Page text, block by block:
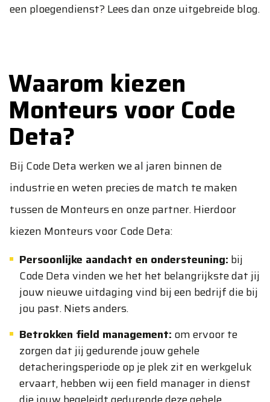
een ploegendienst? Lees dan onze uitgebreide blog.
Waarom kiezen
Monteurs voor Code
Deta?
Bij Code Deta werken we al jaren binnen de
industrie en weten precies de match te maken
tussen de Monteurs en onze partner. Hierdoor
kiezen Monteurs voor Code Deta:
Persoonlijke aandacht en ondersteuning: bij
Code Deta vinden we het het belangrijkste dat jij
jouw nieuwe uitdaging vind bij een bedrijf die bij
jou past. Niets anders.
Betrokken field management: om ervoor te
zorgen dat jij gedurende jouw gehele
detacheringsperiode op je plek zit en werkgeluk
ervaart, hebben wij een field manager in dienst